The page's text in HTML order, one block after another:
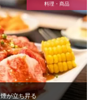
が立ち昇る
料理・商品